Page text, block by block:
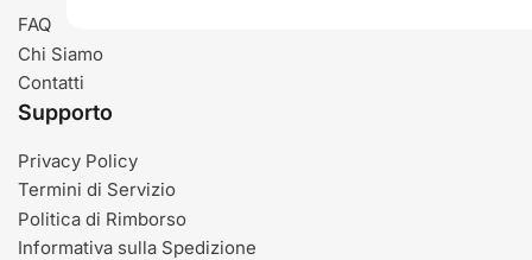
FAQ
Chi Siamo
Contatti
Supporto
Privacy Policy
Termini di Servizio
Politica di Rimborso
Informativa sulla Spedizione